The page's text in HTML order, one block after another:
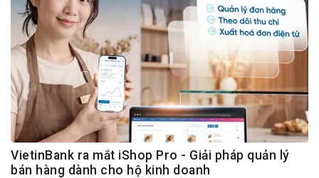
VietinBank ra mắt iShop Pro - Giải pháp quản lý
bán hàng dành cho hộ kinh doanh